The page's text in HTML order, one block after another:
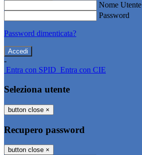
Nome Utente
Password
Password dimenticata?
-
Entra con SPID Entra con CIE
Seleziona utente
button close ×
Recupero password
button close ×